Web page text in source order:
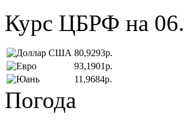
Курс ЦБРФ на
80,9293р.
93,1901р.
11,9684р.
Погода